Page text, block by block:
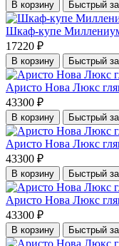
В корзину Быстрый
Шкаф-купе
17220 ₽
В корзину Быстрый
Аристо Нова Люкс
43300 ₽
В корзину Быстрый
Аристо Нова Люкс
43300 ₽
В корзину Быстрый
Аристо Нова Люкс
43300 ₽
В корзину Быстрый